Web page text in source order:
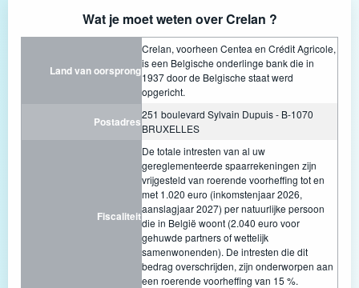
Wat je moet weten over Crelan ?
Land van oorsprong
Crelan, voorheen Centea en Crédit Agricole,
is een Belgische onderlinge bank die in
1937 door de Belgische staat werd
opgericht.
Postadres
251 boulevard Sylvain Dupuis - B-1070
BRUXELLES
Fiscaliteit
De totale intresten van al uw
gereglementeerde spaarrekeningen zijn
vrijgesteld van roerende voorheffing tot en
met 1.020 euro (inkomstenjaar 2026,
aanslagjaar 2027) per natuurlijke persoon
die in België woont (2.040 euro voor
gehuwde partners of wettelijk
samenwonenden). De intresten die dit
bedrag overschrijden, zijn onderworpen aan
een roerende voorheffing van 15 %.